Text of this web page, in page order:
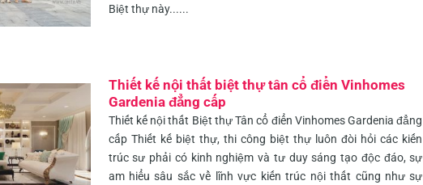
Biệt thự này......
Thiết kế nội thất biệt thự tân cổ điển Vinhomes
Gardenia đẳng cấp
Thiết kế nội thất Biệt thự Tân cổ điển Vinhomes Gardenia đẳng
cấp Thiết kế biệt thự, thi công biệt thự luôn đòi hỏi các kiến
trúc sư phải có kinh nghiệm và tư duy sáng tạo độc đáo, sự
am hiểu sâu sắc về lĩnh vực kiến trúc nội thất cũng như sự